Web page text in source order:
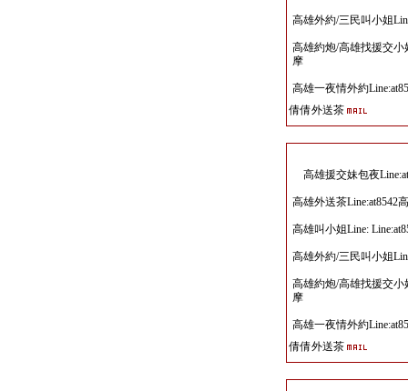
高雄外約/三民叫小姐
高雄約炮/高雄找援交小
摩
高雄一夜情外約
倩倩外送茶
高雄援交妹包夜
高雄外送茶Line:at8542
高雄叫小姐Line:
高雄外約/三民叫小姐
高雄約炮/高雄找援交小
摩
高雄一夜情外約
倩倩外送茶